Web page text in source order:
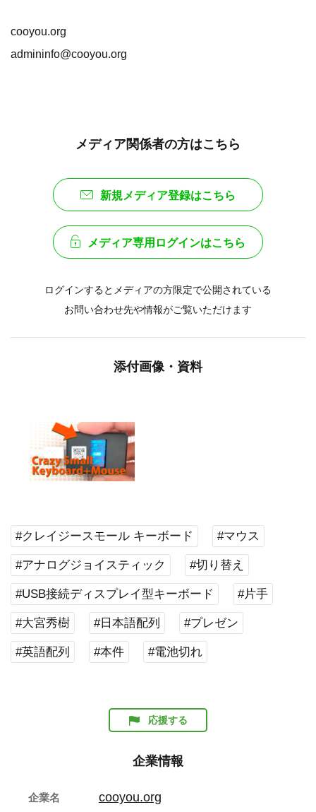
cooyou.org
admininfo@cooyou.org
メディア関係者の方はこちら
新規メディア登録はこちら
メディア専用ログインはこちら
ログインするとメディアの方限定で公開されている
お問い合わせ先や情報がご覧いただけます
添付画像・資料
#クレイジースモール キーボード #マウス
#アナログジョイスティック #切り替え
#USB接続ディスプレイ型キーボード #片手
#大宮秀樹 #日本語配列 #プレゼン
#英語配列 #本件 #電池切れ
応援する
企業情報
企業名 cooyou.org